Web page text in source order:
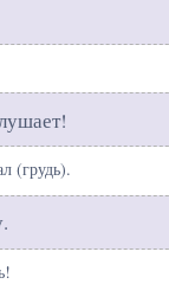
(грудь).